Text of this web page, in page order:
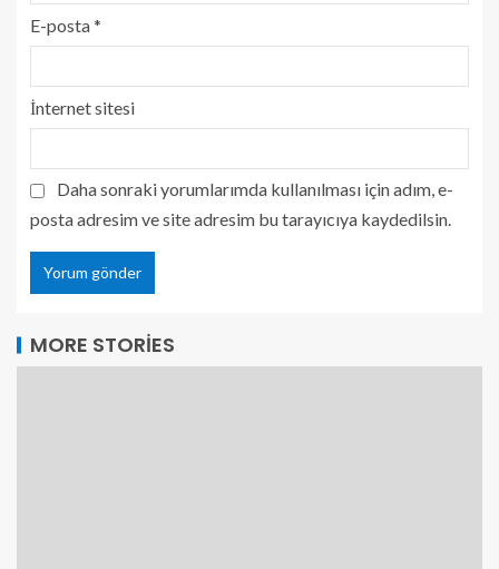
E-posta*
İnternet sitesi
Daha sonraki yorumlarımda kullanılması için adım, e-
posta adresim ve site adresim bu tarayıcıya kaydedilsin.
MORE STORIES